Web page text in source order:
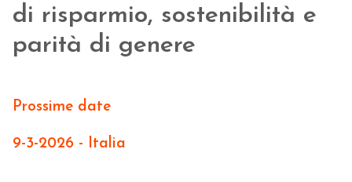
di risparmio, sostenibilità e
parità di genere
Prossime date
9-3-2026 - Italia